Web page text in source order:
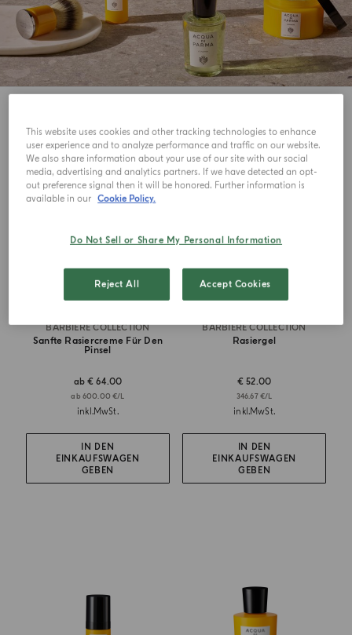
BARBIERE COLLECTION
Sanfte Rasiercreme Für Den
Pinsel
ab€ 64.00
ab 600.00 €/L
inkl.MwSt.
IN DEN
EINKAUFSWAGEN
GEBEN
BARBIERE COLLECTION
Rasiergel
€ 52.00
346.67 €/L
inkl.MwSt.
IN DEN
EINKAUFSWAGEN
GEBEN
This website uses cookies and other tracking technologies to enhance
user experience and to analyze performance and traffic on our website.
We also share information about your use of our site with our social
media, advertising and analytics partners. If we have detected an opt-
out preference signal then it will be honored. Further information is
available in our Cookie Policy.
Do Not Sell or Share My Personal Information
Reject All Accept Cookies